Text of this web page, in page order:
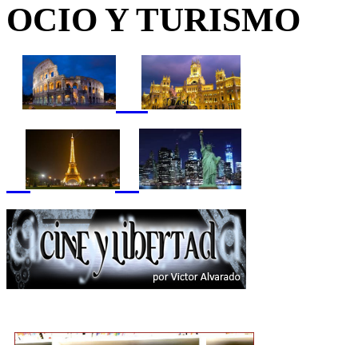
OCIO Y TURISMO